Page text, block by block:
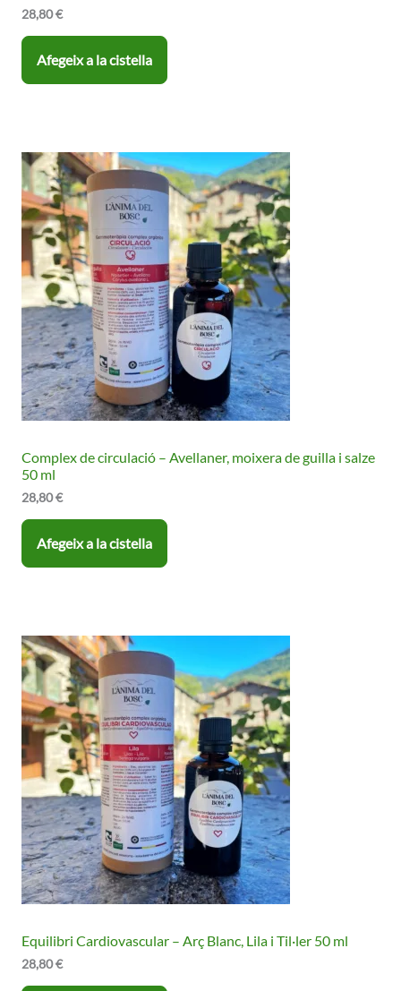
28,80€
Afegeix a la cistella
Complex de circulació – Avellaner, moixera de guilla i salze
50 ml
28,80€
Afegeix a la cistella
Equilibri Cardiovascular – Arç Blanc, Lila i Til·ler 50 ml
28,80€